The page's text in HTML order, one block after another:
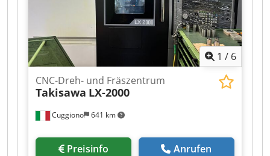
1 / 6
Cuggiono 641 km
CNC-Dreh- und Fräszentrum
Takisawa LX-2000
Preisinfo Anrufen